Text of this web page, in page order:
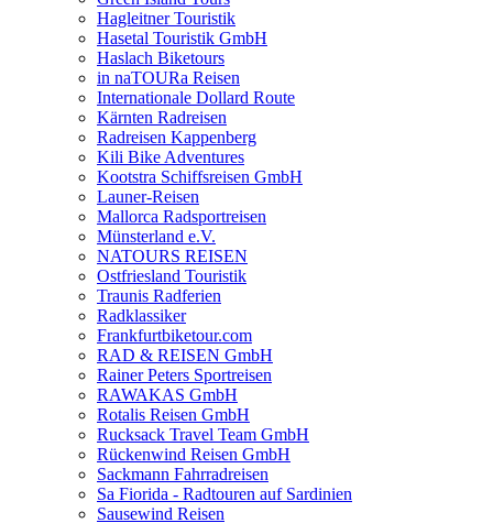
Hagleitner Touristik
Hasetal Touristik GmbH
Haslach Biketours
in naTOURa Reisen
Internationale Dollard Route
Kärnten Radreisen
Radreisen Kappenberg
Kili Bike Adventures
Kootstra Schiffsreisen GmbH
Launer-Reisen
Mallorca Radsportreisen
Münsterland e.V.
NATOURS REISEN
Ostfriesland Touristik
Traunis Radferien
Radklassiker
Frankfurtbiketour.com
RAD & REISEN GmbH
Rainer Peters Sportreisen
RAWAKAS GmbH
Rotalis Reisen GmbH
Rucksack Travel Team GmbH
Rückenwind Reisen GmbH
Sackmann Fahrradreisen
Sa Fiorida - Radtouren auf Sardinien
Sausewind Reisen